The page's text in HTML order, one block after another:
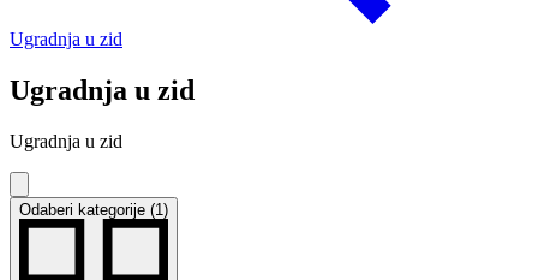
Ugradnja u zid
Ugradnja u zid
Ugradnja u zid
Odaberi kategorije (1)